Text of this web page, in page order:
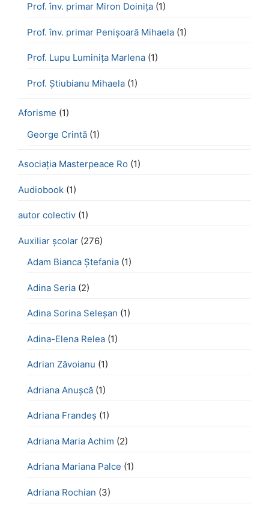
Prof. înv. primar Miron Doinița (1)
Prof. înv. primar Penișoară Mihaela (1)
Prof. Lupu Luminița Marlena (1)
Prof. Știubianu Mihaela (1)
Aforisme (1)
George Crintă (1)
Asociația Masterpeace Ro (1)
Audiobook (1)
autor colectiv (1)
Auxiliar școlar (276)
Adam Bianca Ștefania (1)
Adina Seria (2)
Adina Sorina Seleșan (1)
Adina-Elena Relea (1)
Adrian Zăvoianu (1)
Adriana Anușcă (1)
Adriana Frandeș (1)
Adriana Maria Achim (2)
Adriana Mariana Palce (1)
Adriana Rochian (3)